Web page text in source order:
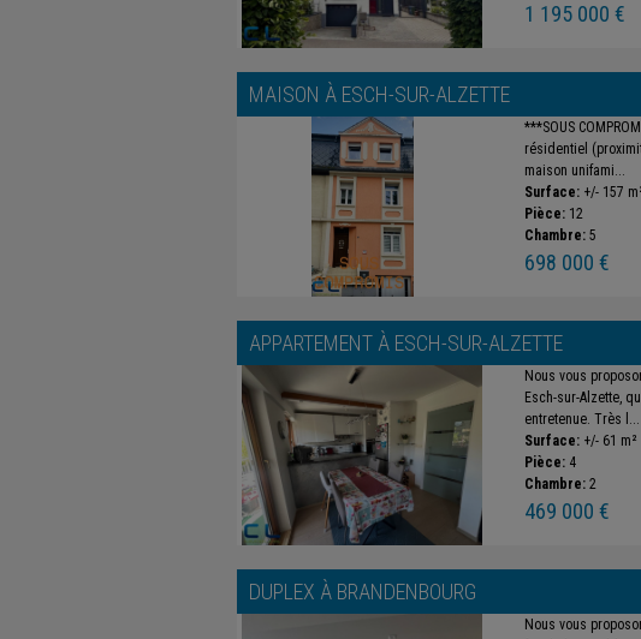
1 195 000 €
MAISON À ESCH-SUR-ALZETTE
***SOUS
résidentiel
maison unifami...
Surface: +/- 157
Pièce: 12
Chambre: 5
698 000 €
APPARTEMENT À ESCH-SUR-ALZETTE
Nous vous
Esch-sur-Alzette,
entretenue. Très l...
Surface: +/- 61 m²
Pièce: 4
Chambre: 2
469 000 €
DUPLEX À BRANDENBOURG
Nous vous